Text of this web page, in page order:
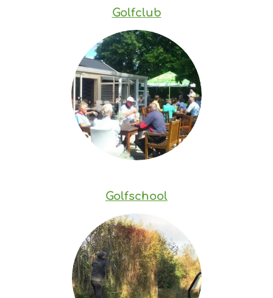
Golfclub
Golfschool